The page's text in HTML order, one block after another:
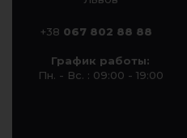
+38 067 802 88 88
График работы:
Пн. - Вс. : 09:00 - 19:00